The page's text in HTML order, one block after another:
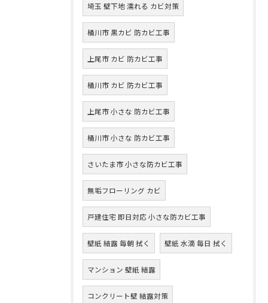
埼玉 壁下地 濡れる カビ対策
桶川市 黒カビ 防カビ工事
上尾市 カビ 防カビ工事
桶川市 カビ 防カビ工事
上尾市 小さな 防カビ工事
桶川市 小さな 防カビ工事
さいたま市 小さな防カビ工事
無垢フローリング カビ
戸建住宅 即日対応 小さな防カビ工事
壁紙 結露 毎朝 拭く 壁紙 水滴 毎日 拭く
マンション 壁紙 結露
コンクリート壁 結露対策